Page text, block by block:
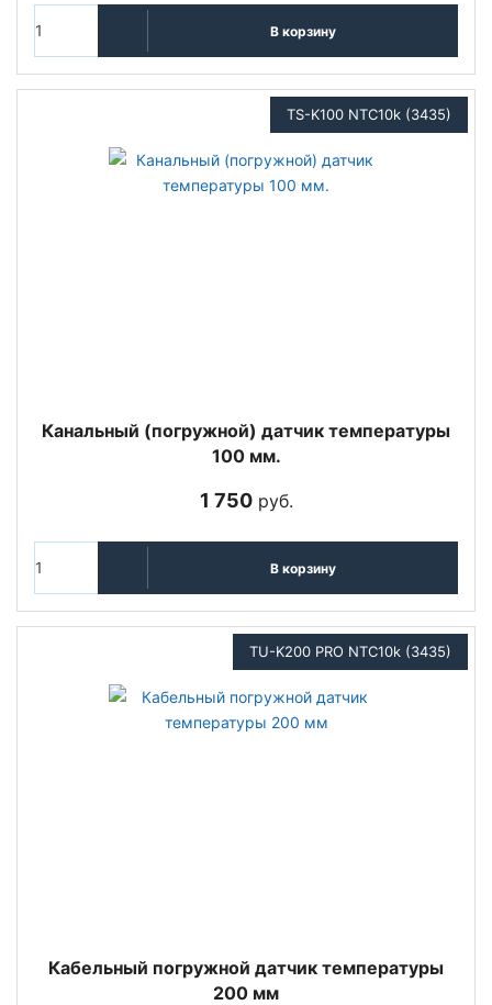
В корзину
TS-K100 NTC10k (3435)
Канальный (погружной) датчик температуры
100 мм.
1 750руб.
В корзину
TU-K200 PRO NTC10k (3435)
Кабельный погружной датчик температуры
200 мм